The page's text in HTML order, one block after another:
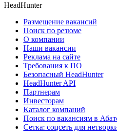
HeadHunter
Размещение вакансий
Поиск по резюме
О компании
Наши вакансии
Реклама на сайте
Требования к ПО
Безопасный HeadHunter
HeadHunter API
Партнерам
Инвесторам
Каталог компаний
Поиск по вакансиям в
Сетка: соцсеть для